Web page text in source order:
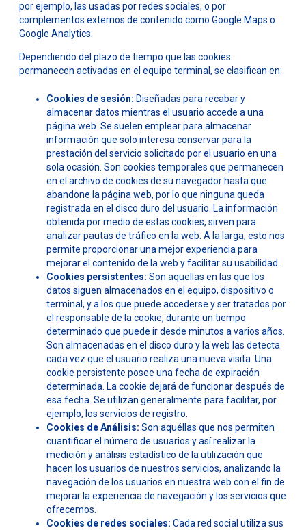
por ejemplo, las usadas por redes sociales, o por
complementos externos de contenido como Google Maps o
Google Analytics.
Dependiendo del plazo de tiempo que las cookies
permanecen activadas en el equipo terminal, se clasifican en:
Cookies de sesión: Diseñadas para recabar y
almacenar datos mientras el usuario accede a una
página web. Se suelen emplear para almacenar
información que solo interesa conservar para la
prestación del servicio solicitado por el usuario en una
sola ocasión. Son cookies temporales que permanecen
en el archivo de cookies de su navegador hasta que
abandone la página web, por lo que ninguna queda
registrada en el disco duro del usuario. La información
obtenida por medio de estas cookies, sirven para
analizar pautas de tráfico en la web. A la larga, esto nos
permite proporcionar una mejor experiencia para
mejorar el contenido de la web y facilitar su usabilidad.
Cookies persistentes: Son aquellas en las que los
datos siguen almacenados en el equipo, dispositivo o
terminal, y a los que puede accederse y ser tratados por
el responsable de la cookie, durante un tiempo
determinado que puede ir desde minutos a varios años.
Son almacenadas en el disco duro y la web las detecta
cada vez que el usuario realiza una nueva visita. Una
cookie persistente posee una fecha de expiración
determinada. La cookie dejará de funcionar después de
esa fecha. Se utilizan generalmente para facilitar, por
ejemplo, los servicios de registro.
Cookies de Análisis: Son aquéllas que nos permiten
cuantificar el número de usuarios y así realizar la
medición y análisis estadístico de la utilización que
hacen los usuarios de nuestros servicios, analizando la
navegación de los usuarios en nuestra web con el fin de
mejorar la experiencia de navegación y los servicios que
ofrecemos.
Cookies de redes sociales: Cada red social utiliza sus